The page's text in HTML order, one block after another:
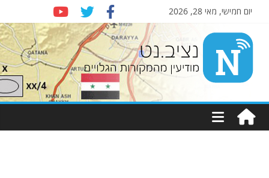
יום חמישי, מאי 28, 2026
Nziv.net
מודיעין
מהמקורות